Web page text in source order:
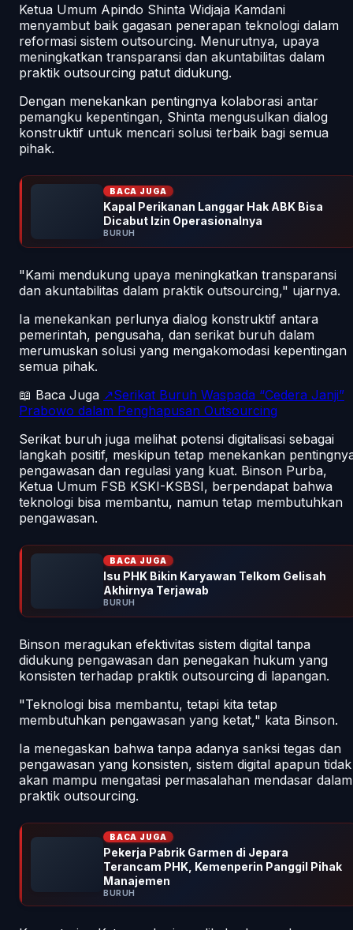
Ketua Umum Apindo Shinta Widjaja Kamdani
menyambut baik gagasan penerapan teknologi dalam
reformasi sistem outsourcing. Menurutnya, upaya
meningkatkan transparansi dan akuntabilitas dalam
praktik outsourcing patut didukung.
Dengan menekankan pentingnya kolaborasi antar
pemangku kepentingan, Shinta mengusulkan dialog
konstruktif untuk mencari solusi terbaik bagi semua
pihak.
BACA JUGA
Kapal Perikanan Langgar Hak ABK Bisa
Dicabut Izin Operasionalnya
BURUH
"Kami mendukung upaya meningkatkan transparansi
dan akuntabilitas dalam praktik outsourcing," ujarnya.
Ia menekankan perlunya dialog konstruktif antara
pemerintah, pengusaha, dan serikat buruh dalam
merumuskan solusi yang mengakomodasi kepentingan
semua pihak.
📖 Baca Juga ↗Serikat Buruh Waspada “Cedera Janji”
Prabowo dalam Penghapusan Outsourcing
Serikat buruh juga melihat potensi digitalisasi sebagai
langkah positif, meskipun tetap menekankan
pengawasan dan regulasi yang kuat. Binson Purba,
Ketua Umum FSB KSKI-KSBSI, berpendapat bahwa
teknologi bisa membantu, namun tetap membutuhkan
pengawasan.
BACA JUGA
Isu PHK Bikin Karyawan Telkom Gelisah
Akhirnya Terjawab
BURUH
Binson meragukan efektivitas sistem digital tanpa
didukung pengawasan dan penegakan hukum yang
konsisten terhadap praktik outsourcing di lapangan.
"Teknologi bisa membantu, tetapi kita tetap
membutuhkan pengawasan yang ketat," kata Binson.
Ia menegaskan bahwa tanpa adanya sanksi tegas dan
pengawasan yang konsisten, sistem digital apapun tidak
akan mampu mengatasi permasalahan mendasar dalam
praktik outsourcing.
BACA JUGA
Pekerja Pabrik Garmen di Jepara
Terancam PHK, Kemenperin Panggil Pihak
Manajemen
BURUH